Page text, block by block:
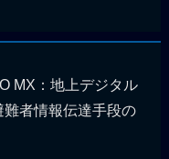
MX：地上デジタル
者情報伝達手段の